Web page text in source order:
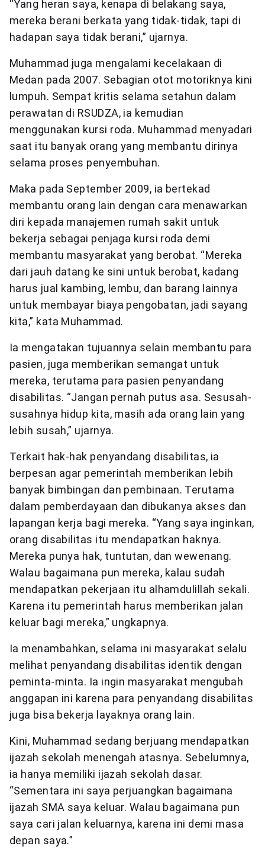
“Yang heran saya, kenapa di belakang saya,
mereka berani berkata yang tidak-tidak, tapi di
hadapan saya tidak berani,” ujarnya.
Muhammad juga mengalami kecelakaan di
Medan pada 2007. Sebagian otot motoriknya kini
lumpuh. Sempat kritis selama setahun dalam
perawatan di RSUDZA, ia kemudian
menggunakan kursi roda. Muhammad menyadari
saat itu banyak orang yang membantu dirinya
selama proses penyembuhan.
Maka pada September 2009, ia bertekad
membantu orang lain dengan cara menawarkan
diri kepada manajemen rumah sakit untuk
bekerja sebagai penjaga kursi roda demi
membantu masyarakat yang berobat. “Mereka
dari jauh datang ke sini untuk berobat, kadang
harus jual kambing, lembu, dan barang lainnya
untuk membayar biaya pengobatan, jadi sayang
kita,” kata Muhammad.
Ia mengatakan tujuannya selain membantu para
pasien, juga memberikan semangat untuk
mereka, terutama para pasien penyandang
disabilitas. “Jangan pernah putus asa. Sesusah-
susahnya hidup kita, masih ada orang lain yang
lebih susah,” ujarnya.
Terkait hak-hak penyandang disabilitas, ia
berpesan agar pemerintah memberikan lebih
banyak bimbingan dan pembinaan. Terutama
dalam pemberdayaan dan dibukanya akses dan
lapangan kerja bagi mereka. “Yang saya inginkan,
orang disabilitas itu mendapatkan haknya.
Mereka punya hak, tuntutan, dan wewenang.
Walau bagaimana pun mereka, kalau sudah
mendapatkan pekerjaan itu alhamdulillah sekali.
Karena itu pemerintah harus memberikan jalan
keluar bagi mereka,” ungkapnya.
Ia menambahkan, selama ini masyarakat selalu
melihat penyandang disabilitas identik dengan
peminta-minta. Ia ingin masyarakat mengubah
anggapan ini karena para penyandang disabilitas
juga bisa bekerja layaknya orang lain.
Kini, Muhammad sedang berjuang mendapatkan
ijazah sekolah menengah atasnya. Sebelumnya,
ia hanya memiliki ijazah sekolah dasar.
“Sementara ini saya perjuangkan bagaimana
ijazah SMA saya keluar. Walau bagaimana pun
saya cari jalan keluarnya, karena ini demi masa
depan saya.”